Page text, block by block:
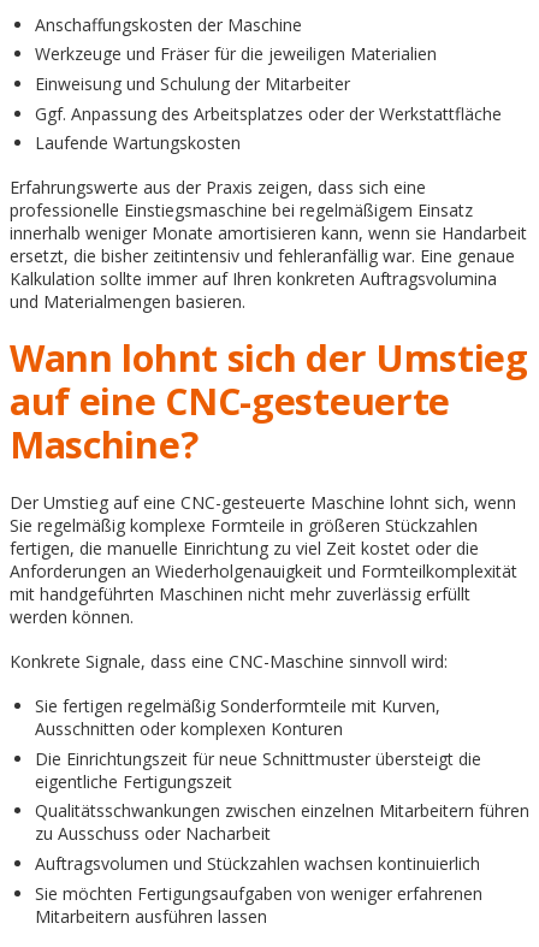
Anschaffungskosten der Maschine
Werkzeuge und Fräser für die jeweiligen Materialien
Einweisung und Schulung der Mitarbeiter
Ggf. Anpassung des Arbeitsplatzes oder der Werkstattfläche
Laufende Wartungskosten
Erfahrungswerte aus der Praxis zeigen, dass sich eine
professionelle Einstiegsmaschine bei regelmäßigem Einsatz
innerhalb weniger Monate amortisieren kann, wenn sie Handarbeit
ersetzt, die bisher zeitintensiv und fehleranfällig war. Eine genaue
Kalkulation sollte immer auf Ihren konkreten Auftragsvolumina
und Materialmengen basieren.
Wann lohnt sich der Umstieg
auf eine CNC-gesteuerte
Maschine?
Der Umstieg auf eine CNC-gesteuerte Maschine lohnt sich, wenn
Sie regelmäßig komplexe Formteile in größeren Stückzahlen
fertigen, die manuelle Einrichtung zu viel Zeit kostet oder die
Anforderungen an Wiederholgenauigkeit und Formteilkomplexität
mit handgeführten Maschinen nicht mehr zuverlässig erfüllt
werden können.
Konkrete Signale, dass eine CNC-Maschine sinnvoll wird:
Sie fertigen regelmäßig Sonderformteile mit Kurven,
Ausschnitten oder komplexen Konturen
Die Einrichtungszeit für neue Schnittmuster übersteigt die
eigentliche Fertigungszeit
Qualitätsschwankungen zwischen einzelnen Mitarbeitern führen
zu Ausschuss oder Nacharbeit
Auftragsvolumen und Stückzahlen wachsen kontinuierlich
Sie möchten Fertigungsaufgaben von weniger erfahrenen
Mitarbeitern ausführen lassen